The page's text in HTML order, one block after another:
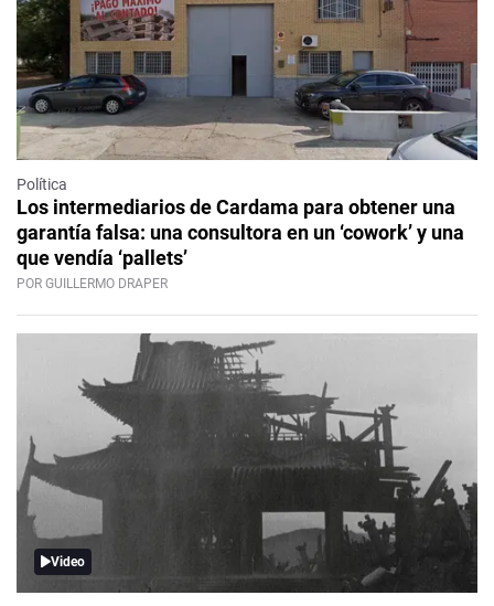
Política
Los intermediarios de Cardama para obtener una
garantía falsa: una consultora en un ‘cowork’ y una
que vendía ‘pallets’
POR GUILLERMO DRAPER
Video